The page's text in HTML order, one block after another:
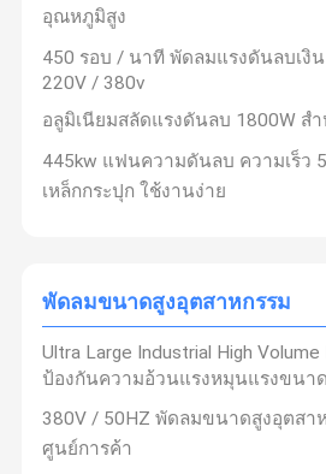
อุณหภูมิสูง
450 รอบ / นาที พัดลมแรงดันลบเงิ
220V / 380v
อลูมิเนียมสลัดแรงดันลบ 1800W สํ
445kw แฟนความดันลบ ความเร็ว
เหล็กกระปุก ใช้งานง่าย
พัดลมขนาดสูงอุตสาหกรรม
Ultra Large Industrial High Volume
ป้องกันความอ้วนแรงหมุนแรงขนา
380V / 50HZ พัดลมขนาดสูงอุตสา
ศูนย์การค้า